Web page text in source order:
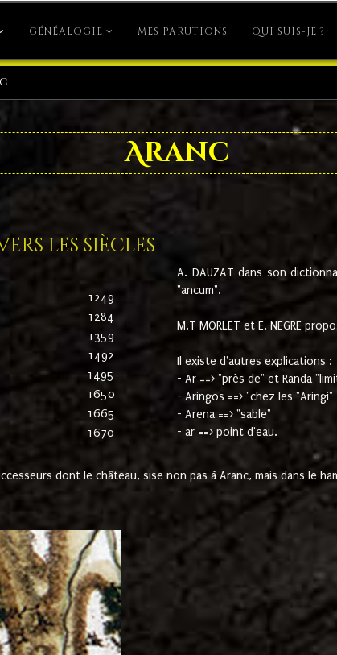
GÉNÉALOGIE MES PARUTIONS QUI SUIS-JE ?
Aranc
les siècles
1249
1284
1359
1492
1495
1650
1665
1670
A. DAUZAT dans son
"ancum".
M.T MORLET et E. NEGRE
Il existe d'autres explications :
- Ar ==> "près de" et Randa
- Aringos ==> "chez les "Aringi"
- Arena ==> "sable"
- ar ==> point d'eau.
dont le château, sise non pas à Aranc, mais dans le